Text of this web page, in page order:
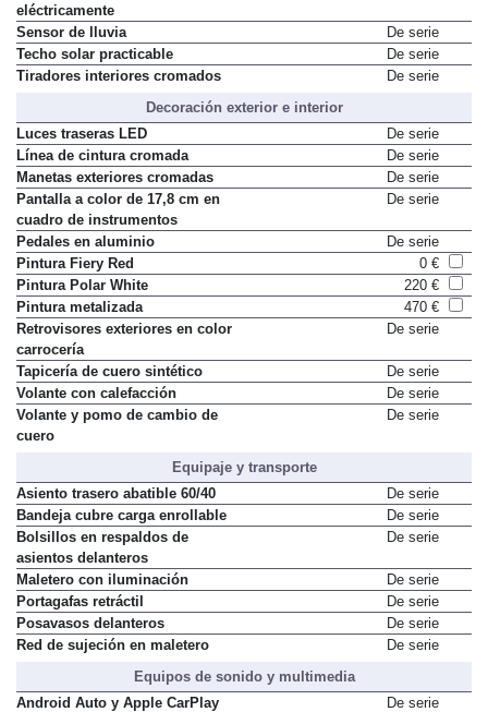
eléctricamente
Sensor de lluvia
De serie
Techo solar practicable
De serie
Tiradores interiores cromados
De serie
Decoración exterior e interior
Luces traseras LED
De serie
Línea de cintura cromada
De serie
Manetas exteriores cromadas
De serie
Pantalla a color de 17,8 cm en
cuadro de instrumentos
De serie
Pedales en aluminio
De serie
Pintura Fiery Red
0 €
Pintura Polar White
220 €
Pintura metalizada
470 €
Retrovisores exteriores en color
carrocería
De serie
Tapicería de cuero sintético
De serie
Volante con calefacción
De serie
Volante y pomo de cambio de
cuero
De serie
Equipaje y transporte
Asiento trasero abatible 60/40
De serie
Bandeja cubre carga enrollable
De serie
Bolsillos en respaldos de
asientos delanteros
De serie
Maletero con iluminación
De serie
Portagafas retráctil
De serie
Posavasos delanteros
De serie
Red de sujeción en maletero
De serie
Equipos de sonido y multimedia
Android Auto y Apple CarPlay
De serie